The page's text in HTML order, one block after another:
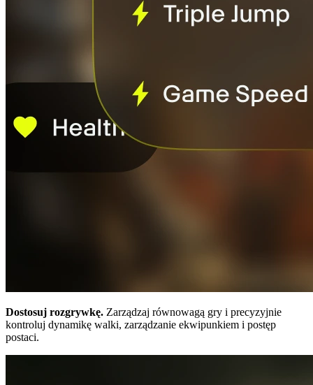
Dostosuj rozgrywkę. Zarządzaj równowagą gry i precyzyjnie
kontroluj dynamikę walki, zarządzanie ekwipunkiem i postęp
postaci.